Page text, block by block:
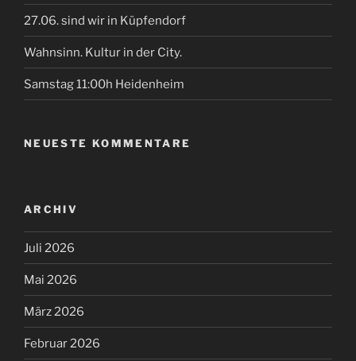
27.06. sind wir in Küpfendorf
Wahnsinn. Kultur in der City.
Samstag 11:00h Heidenheim
NEUESTE KOMMENTARE
ARCHIV
Juli 2026
Mai 2026
März 2026
Februar 2026